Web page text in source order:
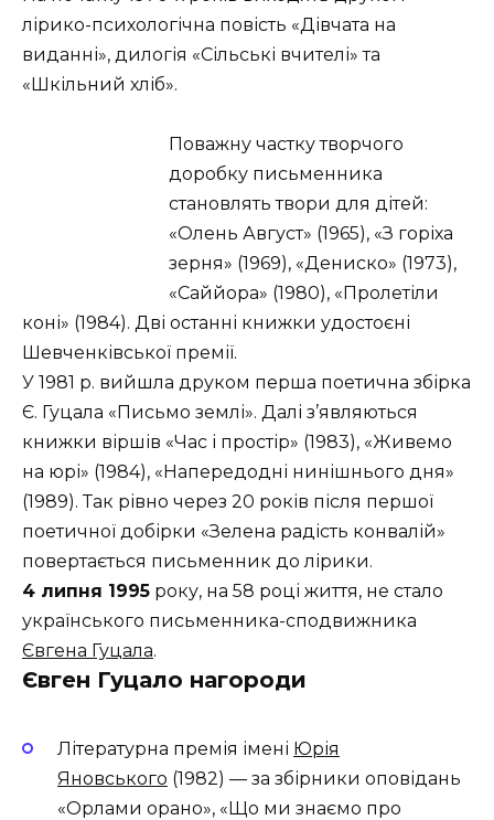
лірико-психологічна повість «Дівчата на
виданні», дилогія «Сільські вчителі» та
«Шкільний хліб».
Поважну частку творчого
доробку письменника
становлять твори для дітей:
«Олень Август» (1965), «З горіха
зерня» (1969), «Дениско» (1973),
«Саййора» (1980), «Пролетіли
коні» (1984). Дві останні книжки удостоєні
Шевченківської премії.
У 1981 р. вийшла друком перша поетична збірка
Є. Гуцала «Письмо землі». Далі з’являються
книжки віршів «Час і простір» (1983), «Живемо
на юрі» (1984), «Напередодні нинішнього дня»
(1989). Так рівно через 20 років після першої
поетичної добірки «Зелена радість конвалій»
повертається письменник до лірики.
4 липня 1995 року, на 58 році життя, не стало
українського письменника-сподвижника
Євгена Гуцала.
Євген Гуцало нагороди
Літературна премія імені Юрія
Яновського (1982) — за збірники оповідань
«Орлами орано», «Що ми знаємо про